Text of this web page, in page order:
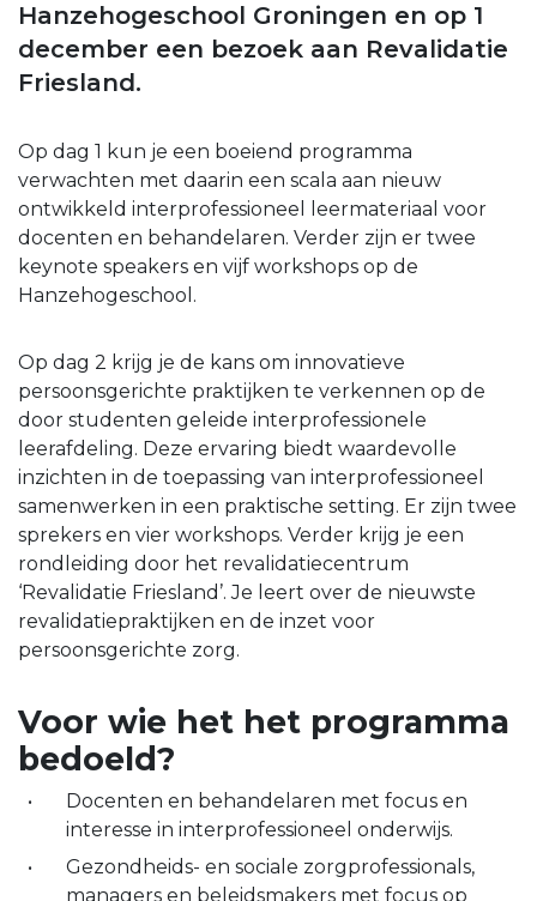
Hanzehogeschool Groningen en op 1
december een bezoek aan Revalidatie
Friesland.
Op dag 1 kun je een boeiend programma
verwachten met daarin een scala aan nieuw
ontwikkeld interprofessioneel leermateriaal voor
docenten en behandelaren. Verder zijn er twee
keynote speakers en vijf workshops op de
Hanzehogeschool.
Op dag 2 krijg je de kans om innovatieve
persoonsgerichte praktijken te verkennen op de
door studenten geleide interprofessionele
leerafdeling. Deze ervaring biedt waardevolle
inzichten in de toepassing van interprofessioneel
samenwerken in een praktische setting. Er zijn twee
sprekers en vier workshops. Verder krijg je een
rondleiding door het revalidatiecentrum
‘Revalidatie Friesland’. Je leert over de nieuwste
revalidatiepraktijken en de inzet voor
persoonsgerichte zorg.
Voor wie het het programma
bedoeld?
Docenten en behandelaren met focus en
interesse in interprofessioneel onderwijs.
Gezondheids- en sociale zorgprofessionals,
managers en beleidsmakers met focus op